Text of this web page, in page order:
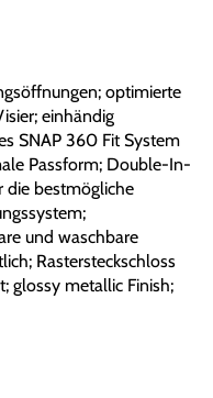
optimierte
einhändig
SNAP 360 Fit System
Passform; Double-In-
die bestmögliche
und waschbare
Rastersteckschloss
glossy metallic Finish;